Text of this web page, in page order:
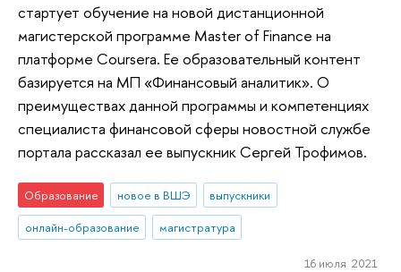
стартует обучение на новой дистанционной
магистерской программе Master of Finance на
платформе Coursera. Ее образовательный контент
базируется на МП «Финансовый аналитик». О
преимуществах данной программы и компетенциях
специалиста финансовой сферы новостной службе
портала рассказал ее выпускник Сергей Трофимов.
Образование новое в ВШЭ
выпускники
онлайн-образование
магистратура
16 июля 2021